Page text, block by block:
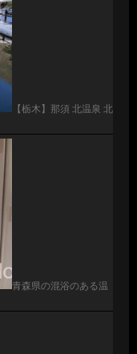
【栃木】那須 北温泉 北
青森県の混浴のある温